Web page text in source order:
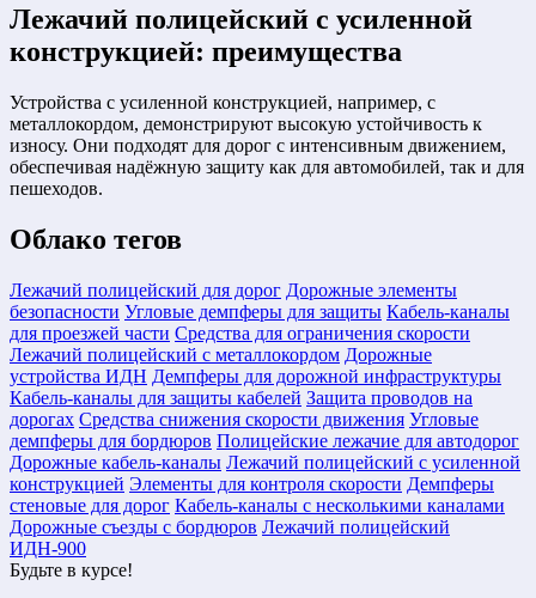
Лежачий полицейский с усиленной
конструкцией: преимущества
Устройства с усиленной конструкцией, например, с
металлокордом, демонстрируют высокую устойчивость к
износу. Они подходят для дорог с интенсивным движением,
обеспечивая надёжную защиту как для автомобилей, так и для
пешеходов.
Облако тегов
Лежачий полицейский для дорог Дорожные элементы
безопасности Угловые демпферы для защиты Кабель-каналы
для проезжей части Средства для ограничения скорости
Лежачий полицейский с металлокордом Дорожные
устройства ИДН Демпферы для дорожной инфраструктуры
Кабель-каналы для защиты кабелей Защита проводов на
дорогах Средства снижения скорости движения Угловые
демпферы для бордюров Полицейские лежачие для автодорог
Дорожные кабель-каналы Лежачий полицейский с усиленной
конструкцией Элементы для контроля скорости Демпферы
стеновые для дорог Кабель-каналы с несколькими каналами
Дорожные съезды с бордюров Лежачий полицейский
ИДН-900
Будьте в курсе!